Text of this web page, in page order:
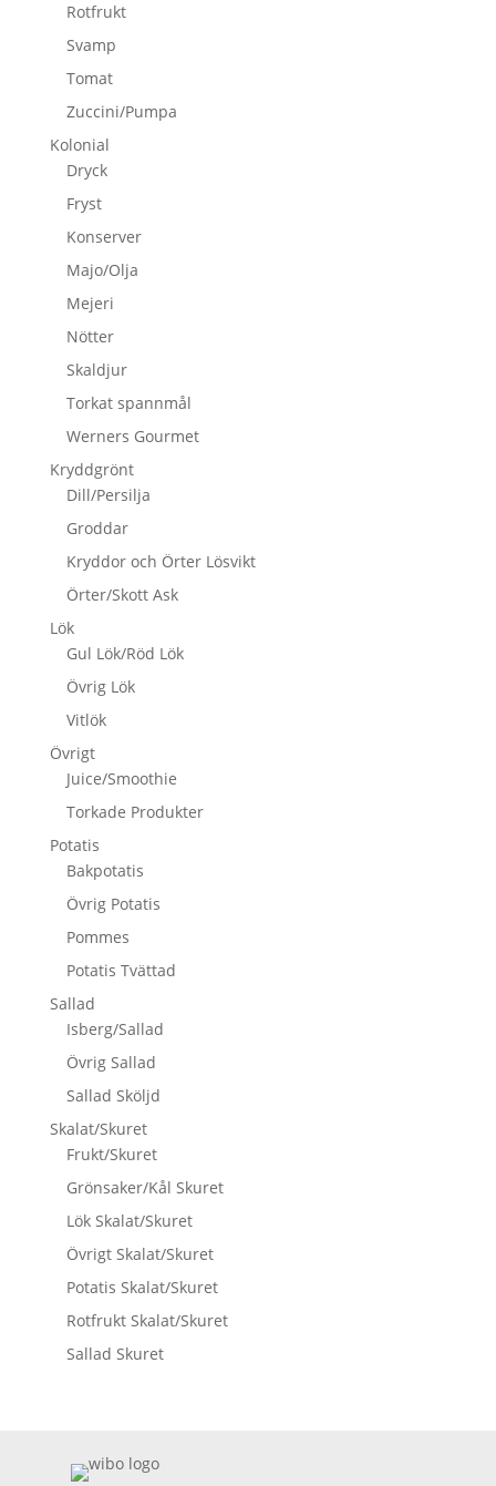
Rotfrukt
Svamp
Tomat
Zuccini/Pumpa
Kolonial
Dryck
Fryst
Konserver
Majo/Olja
Mejeri
Nötter
Skaldjur
Torkat spannmål
Werners Gourmet
Kryddgrönt
Dill/Persilja
Groddar
Kryddor och Örter Lösvikt
Örter/Skott Ask
Lök
Gul Lök/Röd Lök
Övrig Lök
Vitlök
Övrigt
Juice/Smoothie
Torkade Produkter
Potatis
Bakpotatis
Övrig Potatis
Pommes
Potatis Tvättad
Sallad
Isberg/Sallad
Övrig Sallad
Sallad Sköljd
Skalat/Skuret
Frukt/Skuret
Grönsaker/Kål Skuret
Lök Skalat/Skuret
Övrigt Skalat/Skuret
Potatis Skalat/Skuret
Rotfrukt Skalat/Skuret
Sallad Skuret